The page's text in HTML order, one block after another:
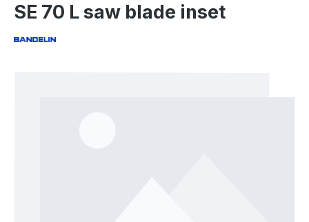
SE 70 L saw blade inset